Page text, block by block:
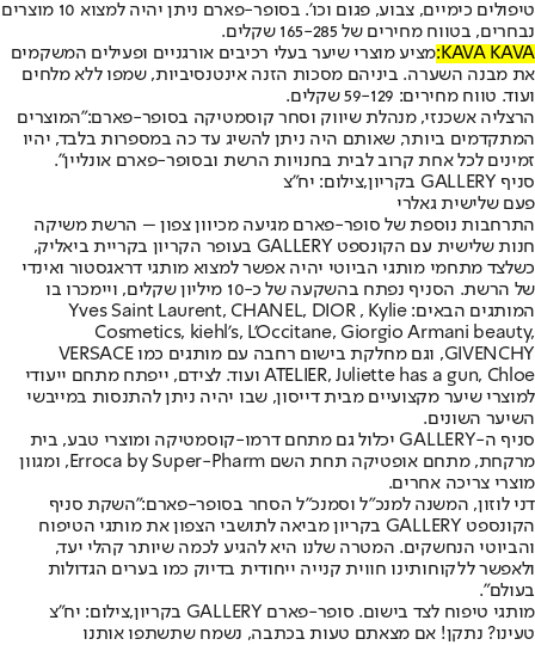
טיפולים כימיים, צבוע, פגום וכו'. בסופר-פארם ניתן יהיה למצוא 10 מוצרים
נבחרים, בטווח מחירים של 165-285 שקלים.
KAVA KAVA: מציע מוצרי שיער בעלי רכיבים אורגניים ופעילים המשקמים
את מבנה השערה. ביניהם מסכות הזנה אינטנסיביות, שמפו ללא מלחים
ועוד. טווח מחירים: 59-129 שקלים.
הרצליה אשכנזי, מנהלת שיווק וסחר קוסמטיקה בסופר-פארם:"המוצרים
המתקדמים ביותר, שאותם היה ניתן להשיג עד כה במספרות בלבד, יהיו
זמינים לכל אחת קרוב לבית בחנויות הרשת ובסופר-פארם אונליין".
סניף GALLERY בקריון,צילום: יח"צ
פעם שלישית גאלרי
התרחבות נוספת של סופר-פארם מגיעה מכיוון צפון – הרשת משיקה
חנות שלישית עם הקונספט GALLERY בעופר הקריון בקריית ביאליק,
כשלצד מתחמי מותגי הביוטי יהיה אפשר למצוא מותגי דראגסטור ואינדי
של הרשת. הסניף נפתח בהשקעה של כ-10 מיליון שקלים, ויימכרו בו
המותגים הבאים: Yves Saint Laurent, CHANEL, DIOR , Kylie
Cosmetics, kiehl's, L'Occitane, Giorgio Armani beauty,
GIVENCHY, וגם מחלקת בישום רחבה עם מותגים כמו VERSACE
ATELIER, Juliette has a gun, Chloe ועוד. לצידם, ייפתח מתחם ייעודי
למוצרי שיער מקצועיים מבית דייסון, שבו יהיה ניתן להתנסות במייבשי
השיער השונים.
סניף ה-GALLERY יכלול גם מתחם דרמו-קוסמטיקה ומוצרי טבע, בית
מרקחת, מתחם אופטיקה תחת השם Erroca by Super-Pharm, ומגוון
מוצרי צריכה אחרים.
דני לוזון, המשנה למנכ"ל וסמנכ"ל הסחר בסופר-פארם:"השקת סניף
הקונספט GALLERY בקריון מביאה לתושבי הצפון את מותגי הטיפוח
והביוטי הנחשקים. המטרה שלנו היא להגיע לכמה שיותר קהלי יעד,
ולאפשר ללקוחותינו חווית קנייה ייחודית בדיוק כמו בערים הגדולות
בעולם".
מותגי טיפוח לצד בישום. סופר-פארם GALLERY בקריון,צילום: יח"צ
טעינו? נתקן! אם מצאתם טעות בכתבה, נשמח שתשתפו אותנו